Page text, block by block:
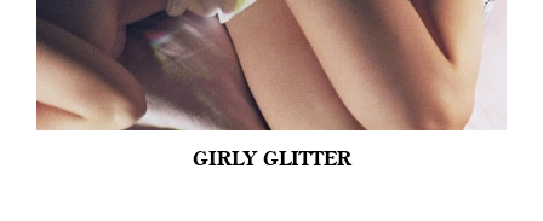
GIRLY GLITTER